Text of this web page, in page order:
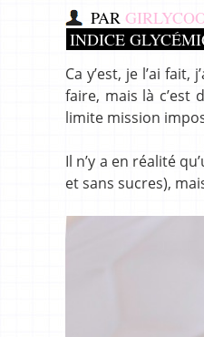
PAR
INDICE
Ca y’est, je l’ai fait,
faire, mais là c’est
limite mission
Il n’y a en réalité
et sans sucres),